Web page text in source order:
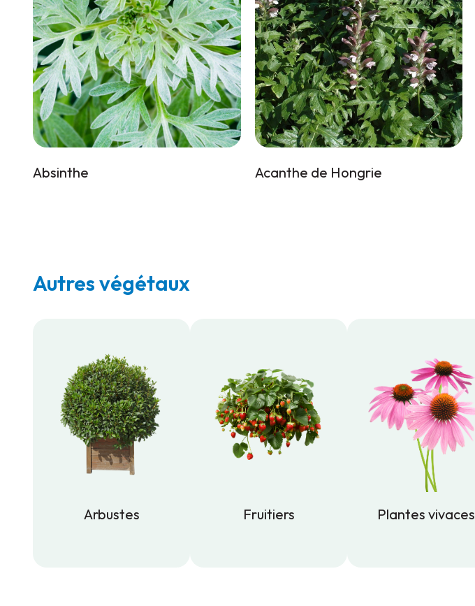
Absinthe Acanthe de Hongrie
Autres végétaux
Arbustes
Fruitiers
Plantes vivaces